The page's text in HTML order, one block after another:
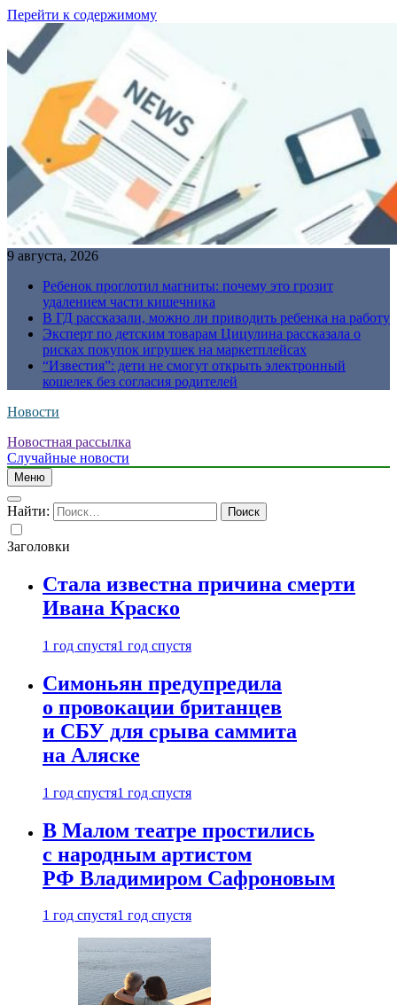
Перейти к содержимому
9 августа, 2026
Ребенок проглотил магниты: почему это грозит
удалением части кишечника
В ГД рассказали, можно ли приводить ребенка на работу
Эксперт по детским товарам Цицулина рассказала о
рисках покупок игрушек на маркетплейсах
“Известия”: дети не смогут открыть электронный
кошелек без согласия родителей
Новости
Новостная рассылка
Случайные новости
Меню
Найти:
Заголовки
Стала известна причина смерти
Ивана Краско
1 год спустя1 год спустя
Симоньян предупредила
о провокации британцев
и СБУ для срыва саммита
на Аляске
1 год спустя1 год спустя
В Малом театре простились
с народным артистом
РФ Владимиром Сафроновым
1 год спустя1 год спустя